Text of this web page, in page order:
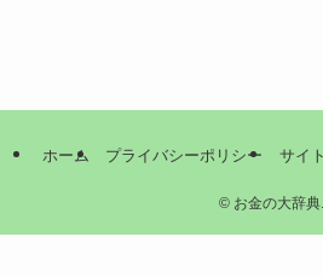
ホーム プライバシーポリシー サイ
©お金の大辞典.